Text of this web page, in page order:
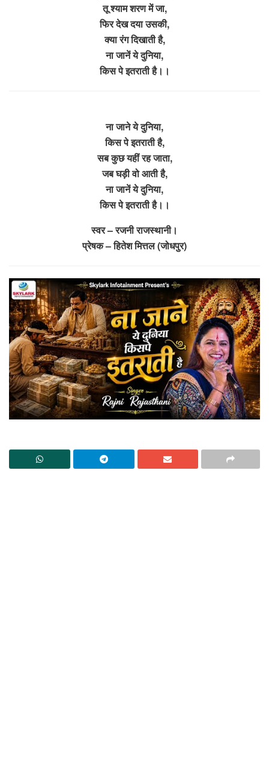
तू श्याम शरण में जा,
फिर देख दया उसकी,
क्या रंग दिखाती है,
ना जानें ये दुनिया,
किस पे इतराती है।।
ना जाने ये दुनिया,
किस पे इतराती है,
सब कुछ यहीं रह जाता,
जब घड़ी वो आती है,
ना जानें ये दुनिया,
किस पे इतराती है।।
स्वर – रजनी राजस्थानी।
प्रेषक – हितेश मित्तल (जोधपुर)